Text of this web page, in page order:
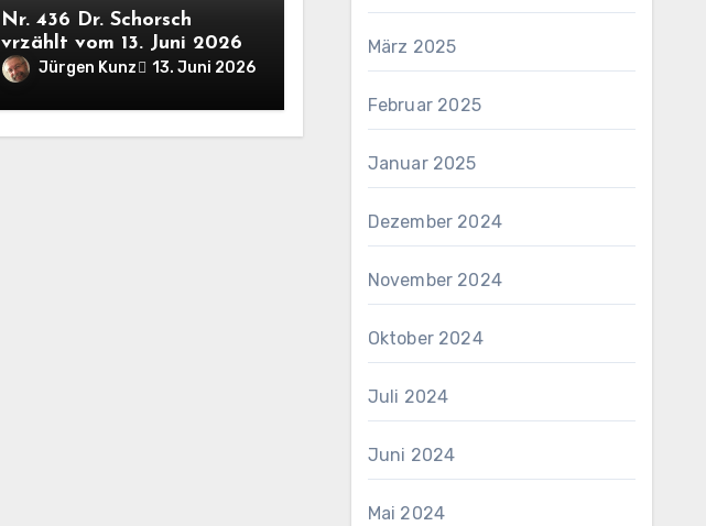
Nr. 436 Dr. Schorsch
vrzählt vom 13. Juni 2026
Jürgen Kunz 13. Juni 2026
März 2025
Februar 2025
Januar 2025
Dezember 2024
November 2024
Oktober 2024
Juli 2024
Juni 2024
Mai 2024